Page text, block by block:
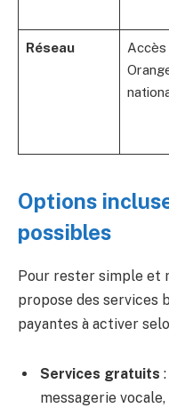
Réseau
Accès
Options
possibles
Pour rester simple et
propose des services
payantes à activer
Services gratuits
messagerie